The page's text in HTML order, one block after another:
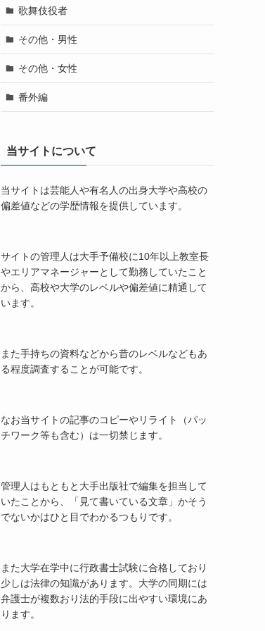
歌舞伎役者
その他・男性
その他・女性
番外編
当サイトについて
当サイトは芸能人や有名人の出身大学や高校の
偏差値などの学歴情報を提供しています。
サイトの管理人は大手予備校に10年以上教室長
やエリアマネージャーとして勤務していたこと
から、高校や大学のレベルや偏差値に精通して
います。
また手持ちの資料などから昔のレベルなどもあ
る程度調査することが可能です。
なお当サイトの記事のコピーやリライト（パッ
チワーク等も含む）は一切禁じます。
管理人はもともと大手出版社で編集を担当して
いたことから、「見て書いている文章」かそう
でないかはひと目でわかるつもりです。
また大学在学中に行政書士試験に合格しており
少しは法律の知識があります。大学の同期には
弁護士が複数おり法的手段に出やすい環境にあ
ります。